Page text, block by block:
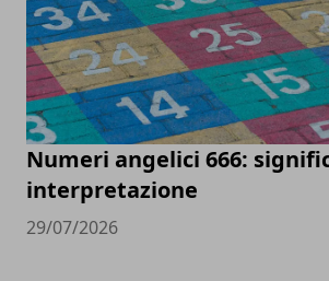
Numeri angelici 666:
interpretazione
29/07/2026